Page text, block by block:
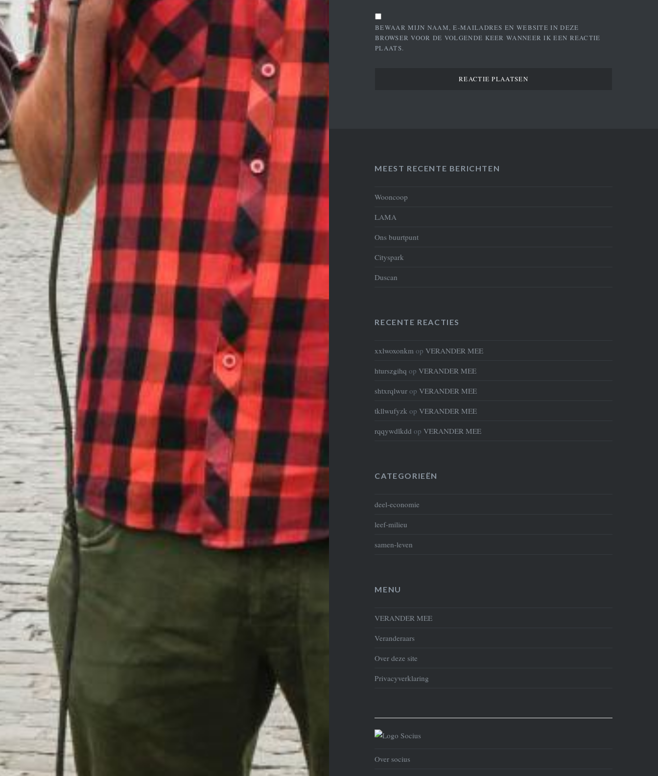
BEWAAR MIJN NAAM, E-MAILADRES EN WEBSITE IN DEZE
BROWSER VOOR DE VOLGENDE KEER WANNEER IK EEN REACTIE
PLAATS.
MEEST RECENTE BERICHTEN
Wooncoop
LAMA
Ons buurtpunt
Cityspark
Duscan
RECENTE REACTIES
xxlwoxonkm opVERANDER MEE
hturszgihq opVERANDER MEE
shtxrqlwur opVERANDER MEE
tkllwufyzk opVERANDER MEE
rqqywdlkdd opVERANDER MEE
CATEGORIEËN
deel-economie
leef-milieu
samen-leven
MENU
VERANDER MEE
Veranderaars
Over deze site
Privacyverklaring
Over socius